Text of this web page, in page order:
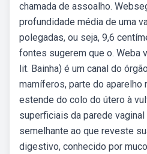
chamada de assoalho.
profundidade média de uma
polegadas, ou seja, 9,6
fontes sugerem que o. Weba
lit. Bainha) é um canal do
mamíferos, parte do aparelho
estende do colo do útero à
superficiais da parede
semelhante ao que reveste
digestivo, conhecido por